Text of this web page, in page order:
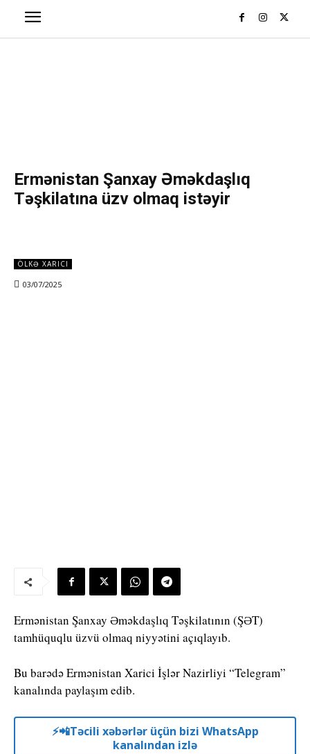
Ermənistan Şanxay Əməkdaşlıq
Təşkilatına üzv olmaq istəyir
ÖLKƏ XARICI
03/07/2025
Ermənistan Şanxay Əməkdaşlıq Təşkilatının (ŞƏT)
tamhüquqlu üzvü olmaq niyyətini açıqlayıb.
Bu barədə Ermənistan Xarici İşlər Nazirliyi “Telegram”
kanalında paylaşım edib.
⚡️📲Təcili xəbərlər üçün bizi WhatsApp
kanalından izlə